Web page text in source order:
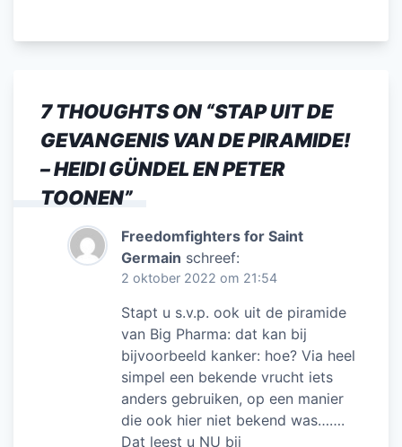
c
b
o
o
k
itt ai k
dI
n
at
A
p
p
e
7 THOUGHTS ON “STAP UIT DE
GEVANGENIS VAN DE PIRAMIDE!
– HEIDI GÜNDEL EN PETER
TOONEN”
Freedomfighters for Saint
Germain schreef:
2 oktober 2022 om 21:54
Stapt u s.v.p. ook uit de piramide
van Big Pharma: dat kan bij
bijvoorbeeld kanker: hoe? Via heel
simpel een bekende vrucht iets
anders gebruiken, op een manier
die ook hier niet bekend was…….
Dat leest u NU bij